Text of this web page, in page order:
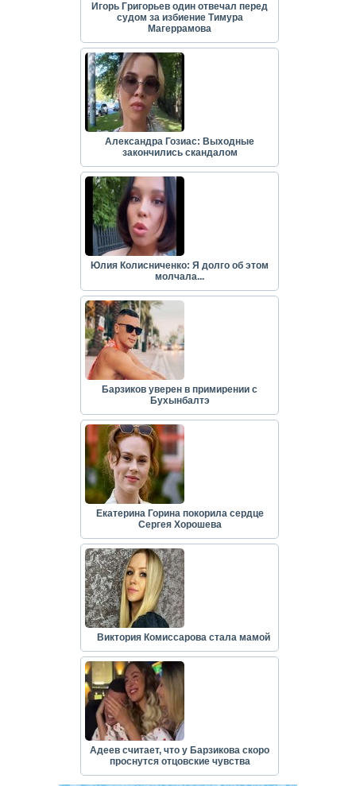
Игорь Григорьев один отвечал перед
судом за избиение Тимура
Магеррамова
Александра Гозиас: Выходные
закончились скандалом
Юлия Колисниченко: Я долго об этом
молчала...
Барзиков уверен в примирении с
Бухынбалтэ
Екатерина Горина покорила сердце
Сергея Хорошева
Виктория Комиссарова стала мамой
Адеев считает, что у Барзикова скоро
проснутся отцовские чувства